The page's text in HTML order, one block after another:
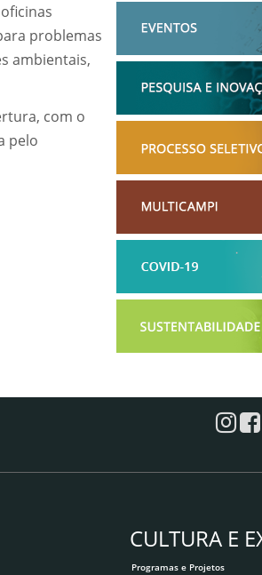
problemas
ambientais,
com o
pelo
CULTURA E
Programas e Projetos